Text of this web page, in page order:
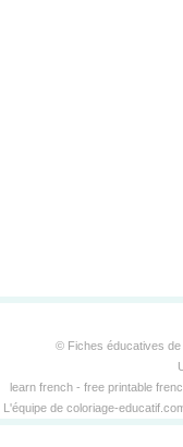
© Fiches éducatives
learn french - free printable
L'équipe de coloriage-